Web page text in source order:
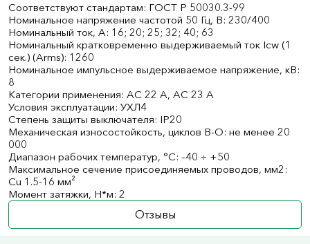
Соответствуют стандартам: ГОСТ Р 50030.3-99
Номинальное напряжение частотой 50 Гц, В: 230/400
Номинальный ток, А: 16; 20; 25; 32; 40; 63
Номинальный кратковременно выдерживаемый ток Icw (1
сек.) (Arms): 1260
Номинальное импульсное выдерживаемое напряжение, кВ:
8
Категории применения: AC 22 A, AC 23 A
Условия эксплуатации: УХЛ4
Степень защиты выключателя: IP20
Механическая износостойкость, циклов В-О: не менее 20
000
Диапазон рабочих температур, °С: –40 ÷ +50
Максимальное сечение присоединяемых проводов, мм2:
Cu 1.5-16 мм²
Момент затяжки, Н*м: 2
Отзывы